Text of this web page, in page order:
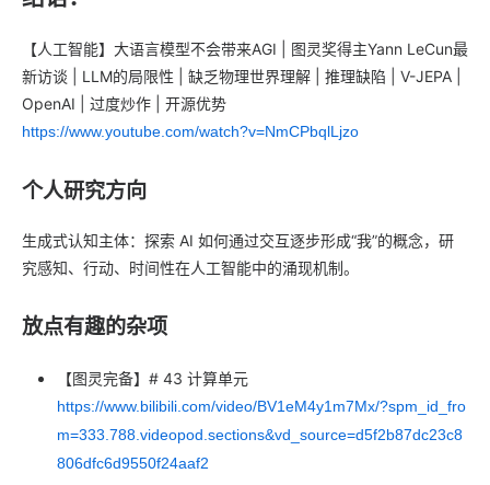
【人工智能】大语言模型不会带来AGI | 图灵奖得主Yann LeCun最
新访谈 | LLM的局限性 | 缺乏物理世界理解 | 推理缺陷 | V-JEPA |
OpenAI | 过度炒作 | 开源优势
https://www.youtube.com/watch?v=NmCPbqlLjzo
个人研究方向
生成式认知主体：探索 AI 如何通过交互逐步形成“我”的概念，研
究感知、行动、时间性在人工智能中的涌现机制。
放点有趣的杂项
【图灵完备】# 43 计算单元
https://www.bilibili.com/video/BV1eM4y1m7Mx/?spm_id_fro
m=333.788.videopod.sections&vd_source=d5f2b87dc23c8
806dfc6d9550f24aaf2